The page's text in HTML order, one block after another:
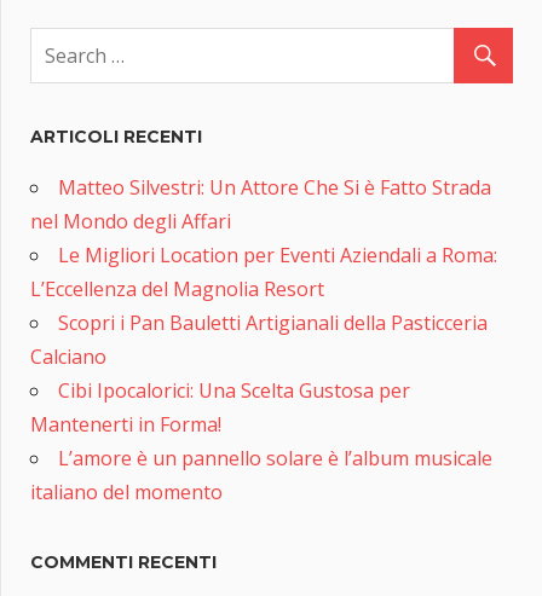
ARTICOLI RECENTI
Matteo Silvestri: Un Attore Che Si è Fatto Strada
nel Mondo degli Affari
Le Migliori Location per Eventi Aziendali a Roma:
L’Eccellenza del Magnolia Resort
Scopri i Pan Bauletti Artigianali della Pasticceria
Calciano
Cibi Ipocalorici: Una Scelta Gustosa per
Mantenerti in Forma!
L’amore è un pannello solare è l’album musicale
italiano del momento
COMMENTI RECENTI